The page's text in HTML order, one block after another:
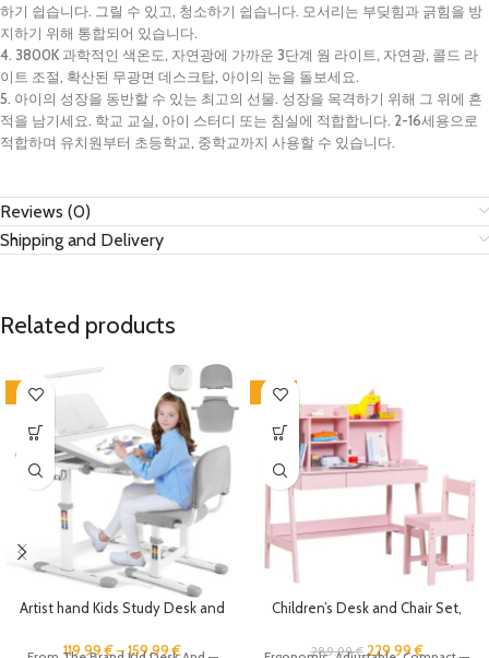
하기 쉽습니다. 그릴 수 있고, 청소하기 쉽습니다. 모서리는 부딪힘과 긁힘을 방
지하기 위해 통합되어 있습니다.
4. 3800K 과학적인 색온도, 자연광에 가까운 3단계 웜 라이트, 자연광, 콜드 라
이트 조절, 확산된 무광면 데스크탑, 아이의 눈을 돌보세요.
5. 아이의 성장을 동반할 수 있는 최고의 선물. 성장을 목격하기 위해 그 위에 흔
적을 남기세요. 학교 교실, 아이 스터디 또는 침실에 적합합니다. 2-16세용으로
적합하며 유치원부터 초등학교, 중학교까지 사용할 수 있습니다.
Reviews (0)
Shipping and Delivery
Related products
-8%
Artist hand Kids Study Desk and
Children School Girl Table Large
119.99€–159.99€
-21%
Children’s Desk and Chair Set,
Adjustable Height and Large
289.99€ 229.99€